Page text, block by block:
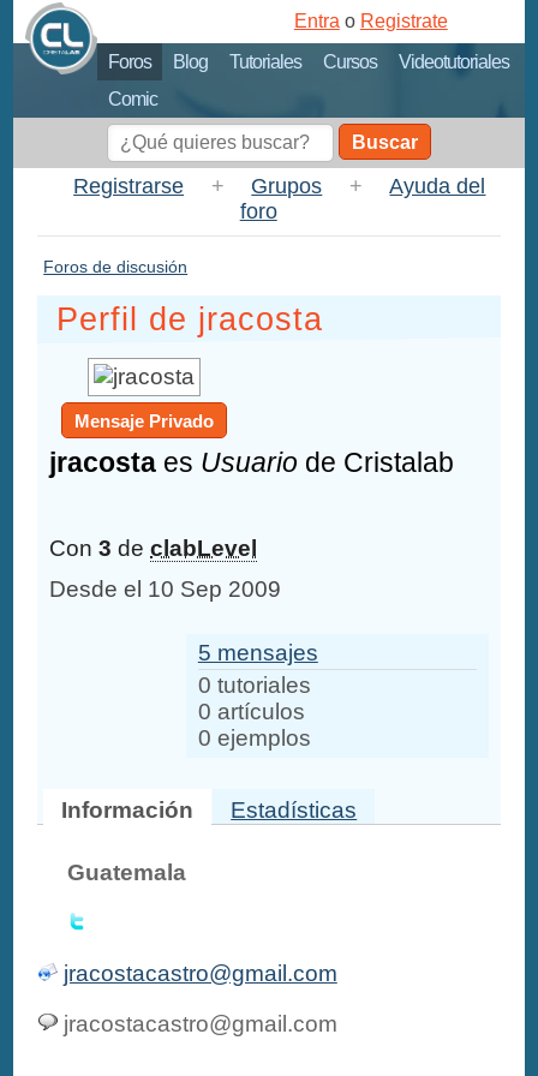
Foros Blog Tutoriales Cursos
Videotutoriales
Comic
Entra o Registrate
Buscar
Registrarse + Grupos +
Ayuda del
foro
Foros de discusión
Perfil de jracosta
Mensaje Privado
jracosta es Usuario de Cristalab
Con3 declabLevel
Desde el 10 Sep 2009
5 mensajes
0 tutoriales
0 artículos
0 ejemplos
Información Estadísticas
Guatemala
jracostacastro@gmail.com
jracostacastro@gmail.com